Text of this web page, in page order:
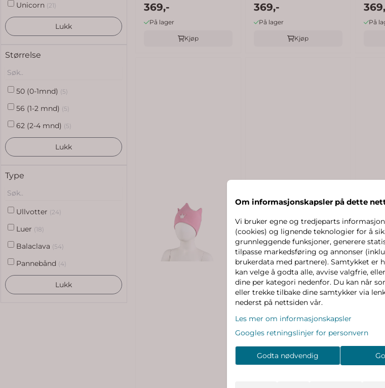
Unicorn (21)
Lukk
Størrelse
50 (0-1mnd) (5)
56 (1-2 mnd) (5)
62 (2-4 mnd) (5)
Lukk
Type
Ullvotter (24)
Luer (18)
Balaclava (54)
Pannebånd (4)
Lukk
off white
369,-
På lager
Kjøp
jeansblå
369,-
På lager
Kjøp
På
Om informasjonskapsler på dette
Vi bruker egne og tredjeparts
(cookies) og lignende teknologier for å
grunnleggende funksjoner, generere
tilpasse markedsføring og annonser
brukerdata med partnere). Samtykket er
kan velge å godta alle, avvise valgfrie,
dine per kategori nedenfor. Du kan når
eller trekke tilbake dine samtykker via
nederst på nettsiden vår.
Les mer om informasjonskapsler
Googles retningslinjer for personvern
Godta nødvendig